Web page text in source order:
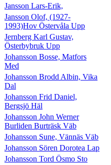
Jansson Lars-Erik,
Jansson Olof, (1927-
1993)Hov Östervåla Upp
Jernberg Karl Gustav,
Österbybruk Upp
Johansson Bosse, Matfors
Med
Johansson Brodd Albin, Vika
Dal
Johansson Frid Daniel,
Bergsjö Häl
Johansson John Werner
Burliden Burträsk Väb
Johansson Sune, Vännäs Väb
Johansson Sören Dorotea Lap
Johansson Tord Ösmo Sto